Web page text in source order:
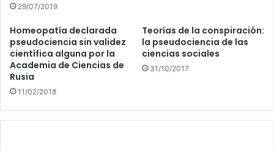
29/07/2019
Homeopatía declarada
pseudociencia sin validez
científica alguna por la
Academia de Ciencias de
Rusia
11/02/2018
Teorías de la conspiración:
la pseudociencia de las
ciencias sociales
31/10/2017